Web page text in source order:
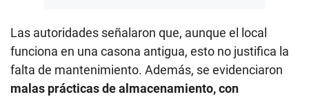
Las autoridades señalaron que, aunque el local
funciona en una casona antigua, esto no justifica la
falta de mantenimiento. Además, se evidenciaron
malas prácticas de almacenamiento, con